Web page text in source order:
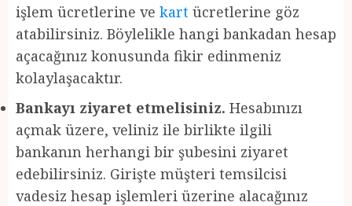
işlem ücretlerine ve kart ücretlerine göz
atabilirsiniz. Böylelikle hangi bankadan hesap
açacağınız konusunda fikir edinmeniz
kolaylaşacaktır.
Bankayı ziyaret etmelisiniz. Hesabınızı
açmak üzere, veliniz ile birlikte ilgili
bankanın herhangi bir şubesini ziyaret
edebilirsiniz. Girişte müşteri temsilcisi
vadesiz hesap işlemleri üzerine alacağınız